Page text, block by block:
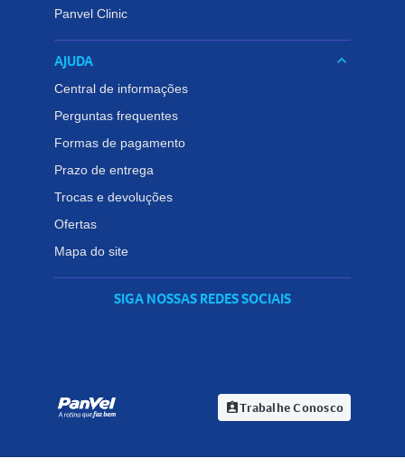
Panvel Clinic
AJUDA keyboard_arrow_down
Central de informações
Perguntas frequentes
Formas de pagamento
Prazo de entrega
Trocas e devoluções
Ofertas
Mapa do site
SIGA NOSSAS REDES SOCIAIS
assignment_indTrabalhe Conosco